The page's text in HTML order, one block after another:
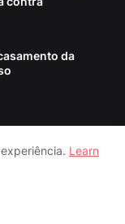
da
Learn